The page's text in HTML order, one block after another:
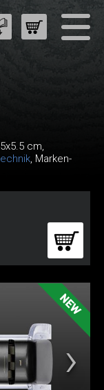
cm,
, Marken-